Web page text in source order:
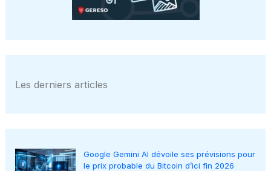
Les derniers articles
Google Gemini AI dévoile ses prévisions pour
le prix probable du Bitcoin d’ici fin 2026